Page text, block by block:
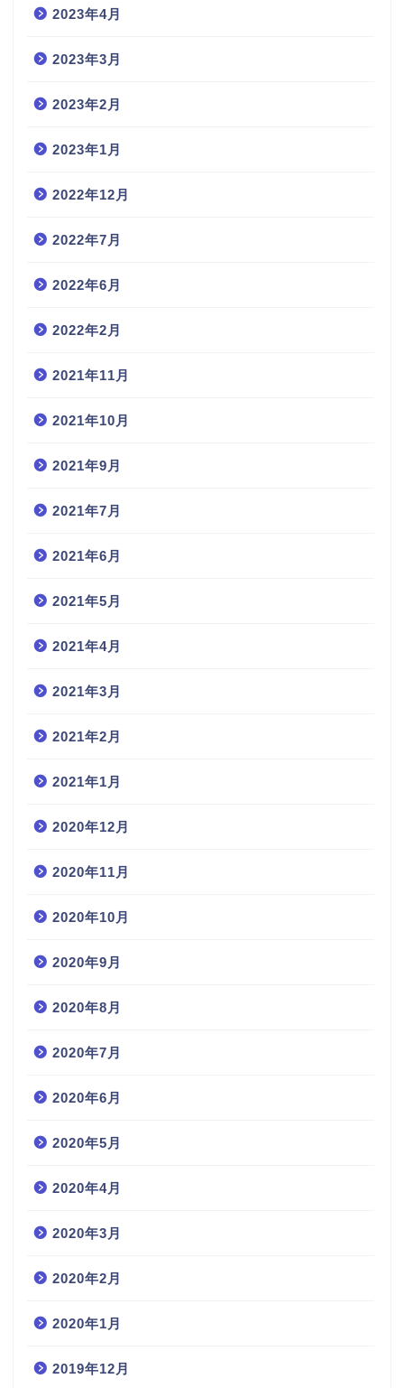
2023年4月
2023年3月
2023年2月
2023年1月
2022年12月
2022年7月
2022年6月
2022年2月
2021年11月
2021年10月
2021年9月
2021年7月
2021年6月
2021年5月
2021年4月
2021年3月
2021年2月
2021年1月
2020年12月
2020年11月
2020年10月
2020年9月
2020年8月
2020年7月
2020年6月
2020年5月
2020年4月
2020年3月
2020年2月
2020年1月
2019年12月